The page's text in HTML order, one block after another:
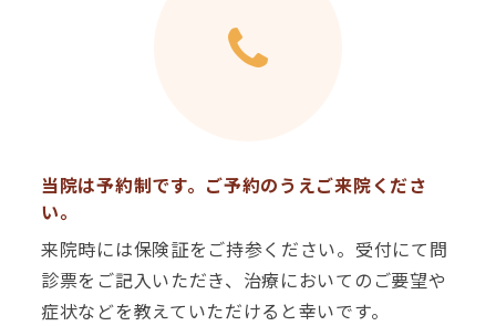
当院は予約制です。ご予約のうえご来院くださ
い。
来院時には保険証をご持参ください。受付にて問
診票をご記入いただき、治療においてのご要望や
症状などを教えていただけると幸いです。